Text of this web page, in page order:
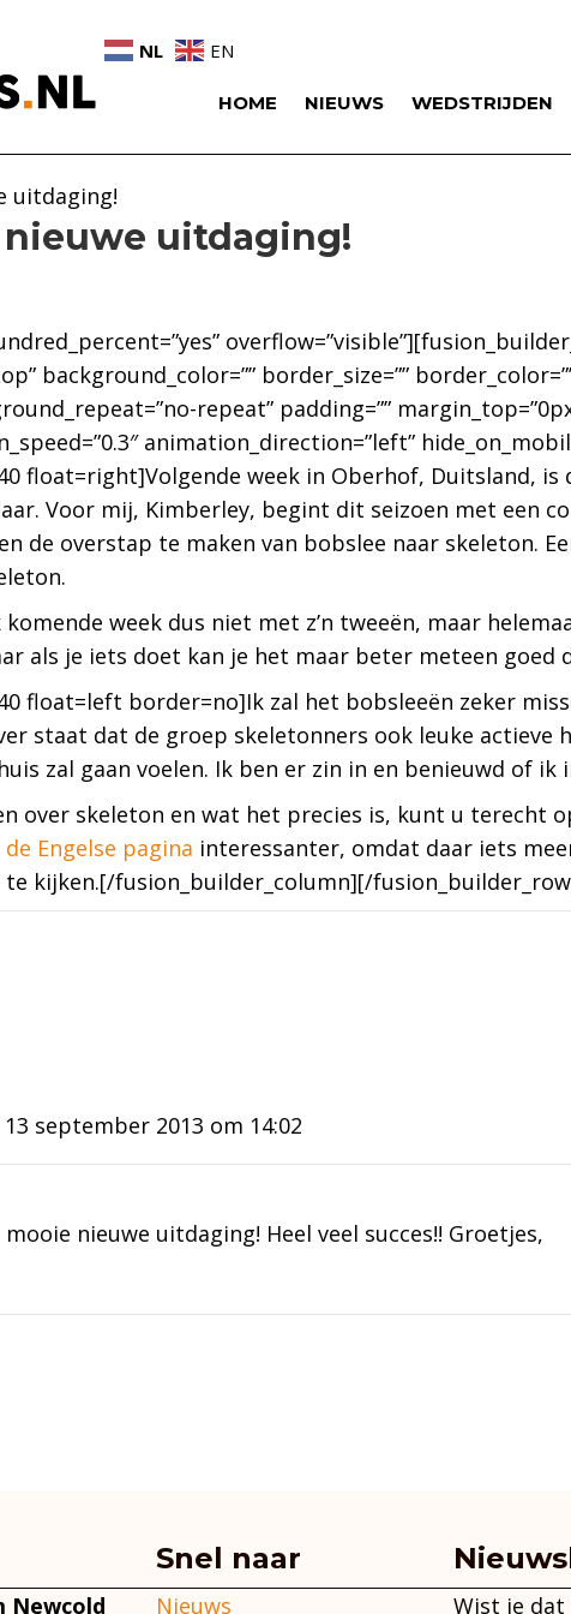
NL EN
HOME NIEUWS WEDSTRIJDEN
uitdaging!
nieuwe uitdaging!
background_color=”” border_size=””
repeat” padding=””
animation_direction=”left”
float=right]Volgende week in Oberhof, Duitsland,
Voor mij, Kimberley, begint dit seizoen met een
de overstap te maken van bobslee naar skeleton.
week dus niet met z’n tweeën, maar
als je iets doet kan je het maar beter meteen goed
float=left border=no]Ik zal het bobsleeën zeker
staat dat de groep skeletonners ook leuke
zal gaan voelen. Ik ben er zin in en benieuwd of
over skeleton en wat het precies is, kunt u terecht
de Engelse pagina interessanter, omdat daar iets
te kijken.[/fusion_builder_column][/
september 2013 om 14:02
nieuwe uitdaging! Heel veel succes!! Groetjes,
Newcold
Snel naar
Nieuws Wist je dat